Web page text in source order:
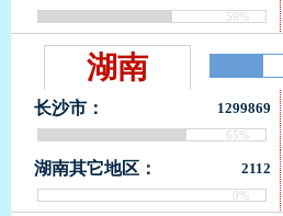
59%
湖南
长沙市： 1299869
65%
湖南其它地区： 2112
0%